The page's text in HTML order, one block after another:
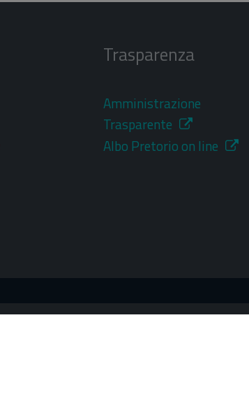
Trasparenza
Amministrazione
Trasparente
Albo Pretorio on line